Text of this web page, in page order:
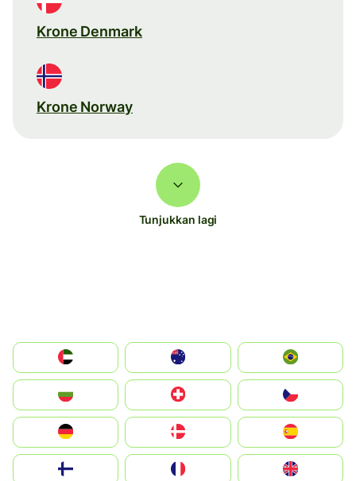
Krone Denmark
Krone Norway
Tunjukkan lagi
الإمارات العربية المتحدة
Switzerland
Deutschland
United Kingdom